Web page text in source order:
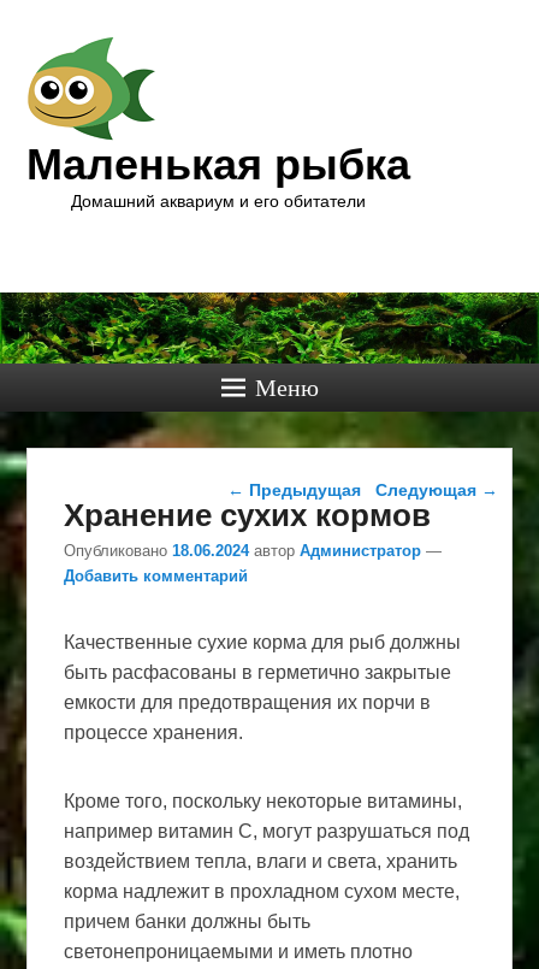
Маленькая рыбка
Домашний аквариум и его обитатели
Меню
Навигация по записям
← Предыдущая Следующая →
Хранение сухих кормов
Опубликовано18.06.2024 авторАдминистратор —
Добавить комментарий
Качественные сухие корма для рыб должны
быть расфасованы в герметично закрытые
емкости для предотвращения их порчи в
процессе хранения.
Кроме того, поскольку некоторые витамины,
например витамин С, могут разрушаться под
воздействием тепла, влаги и света, хранить
корма надлежит в прохладном сухом месте,
причем банки должны быть
светонепроницаемыми и иметь плотно